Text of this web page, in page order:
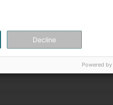
Decline
Powered by